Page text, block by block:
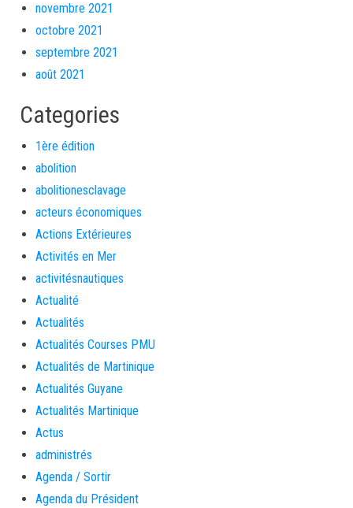
novembre 2021
octobre 2021
septembre 2021
août 2021
Categories
1ère édition
abolition
abolitionesclavage
acteurs économiques
Actions Extérieures
Activités en Mer
activitésnautiques
Actualité
Actualités
Actualités Courses PMU
Actualités de Martinique
Actualités Guyane
Actualités Martinique
Actus
administrés
Agenda / Sortir
Agenda du Président